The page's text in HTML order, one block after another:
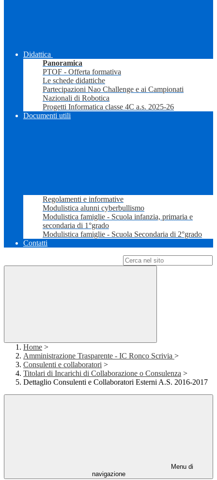
Didattica
Panoramica
PTOF - Offerta formativa
Le schede didattiche
Partecipazioni Nao Challenge e ai Campionati
Nazionali di Robotica
Progetti Informatica classe 4C a.s. 2025-26
Documenti utili
Regolamenti e informative
Modulistica alunni cyberbullismo
Modulistica famiglie - Scuola infanzia, primaria e
secondaria di 1°grado
Modulistica famiglie - Scuola Secondaria di 2°grado
Contatti
Home >
Amministrazione Trasparente - IC Ronco Scrivia >
Consulenti e collaboratori >
Titolari di Incarichi di Collaborazione o Consulenza >
Dettaglio Consulenti e Collaboratori Esterni A.S. 2016-2017
Menu di
navigazione